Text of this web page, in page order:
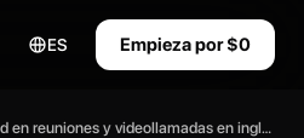
ES Empieza por $0
Habla con seguridad en reuniones y videollamadas en inglés